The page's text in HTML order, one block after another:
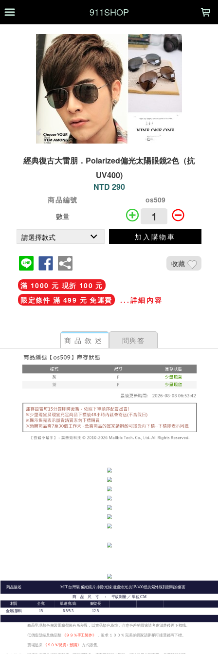
911SHOP
經典復古大雷朋．Polarized偏光太陽眼鏡2色（抗
UV400)
NTD 290
商品編號
os509
數量
加入購物車
收藏
滿 1000 元 現折 100 元
限定條件 滿 499 元 免運費
...詳細內容
商品敘述 問與答